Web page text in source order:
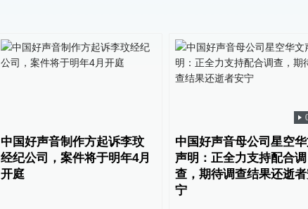
中国好声音制作方起诉李玟
经纪公司，案件将于明年4月
开庭
中国好声音母公司星空
声明：正全力支持配合调
查，期待调查结果还逝
宁